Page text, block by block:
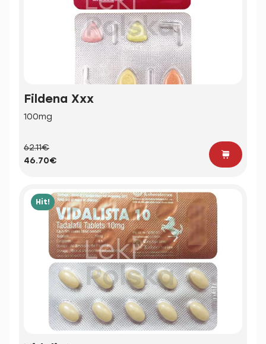
Fildena Xxx
100mg
62.11€
46.70€
Hit!